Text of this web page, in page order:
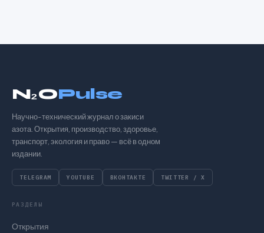
N₂OPulse
Научно-технический журнал о закиси
азота. Открытия, производство, здоровье,
транспорт, экология и право — всё в одном
издании.
TELEGRAM YOUTUBE ВКОНТАКТЕ TWITTER / X
РАЗДЕЛЫ
Открытия